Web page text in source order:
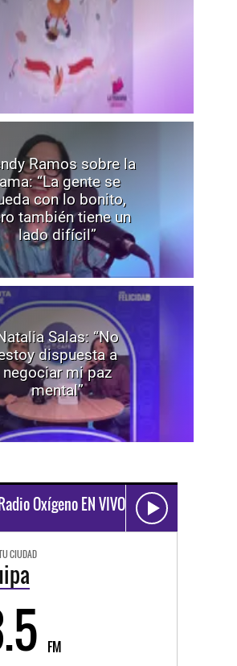
Ramos sobre la
“La gente se
con lo bonito,
también tiene un
lado difícil”
Salas: “No
dispuesta a
negociar mi paz
mental”
Oxígeno EN VIVO
CIUDAD
FM